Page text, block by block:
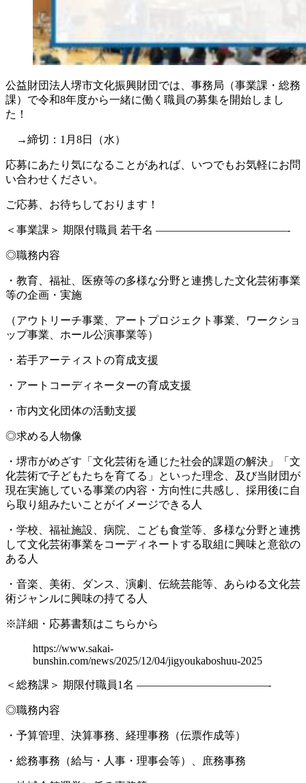
公益財団法人堺市文化振興財団では、事務局（事業課・総務
課）で令和8年度から一緒に働く職員の募集を開始しまし
た！
→締切：1月8日（水）
応募にあたり気になることがあれば、いつでもお気軽にお問
い合わせください。
ご応募、お待ちしております！
＜事業課＞ 期限付職員 若干名 ————————————-
◎職務内容
・教育、福祉、医療等の多様な分野と連携した文化芸術事業
等の企画・実施
（アウトリーチ事業、アートプロジェクト事業、ワークショ
ップ事業、ホール公演事業等）
・若手アーティストの育成支援
・アートコーディネーターの育成支援
・市内文化団体の活動支援
◎求める人物像
・堺市がめざす「文化芸術を通じた社会的課題の解決」「文
化芸術で子どもたちを育てる」といった理念、及び当財団が
現在実施している事業の内容・方向性に共感し、採用後に自
ら取り組みたいことがイメージできる人
・学校、福祉施設、病院、こども食堂等、多様な分野と連携
して文化芸術事業をコーディネートする取組に興味と意欲の
ある人
・音楽、美術、ダンス、演劇、伝統芸能等、あらゆる文化芸
術ジャンルに興味の持てる人
※詳細・応募書類はこちらから
https://www.sakai-
bunshin.com/news/2025/12/04/jigyoukaboshuu-2025
＜総務課＞ 期限付職員1名 ————————————-
◎職務内容
・予算管理、決算事務、経理事務（伝票作成等）
・総務事務（給与・人事・理事会等）、庶務事務